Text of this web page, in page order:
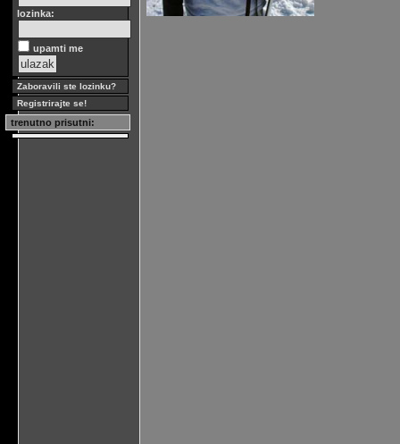
lozinka:
upamti me
Zaboravili ste lozinku?
Registrirajte se!
trenutno prisutni: